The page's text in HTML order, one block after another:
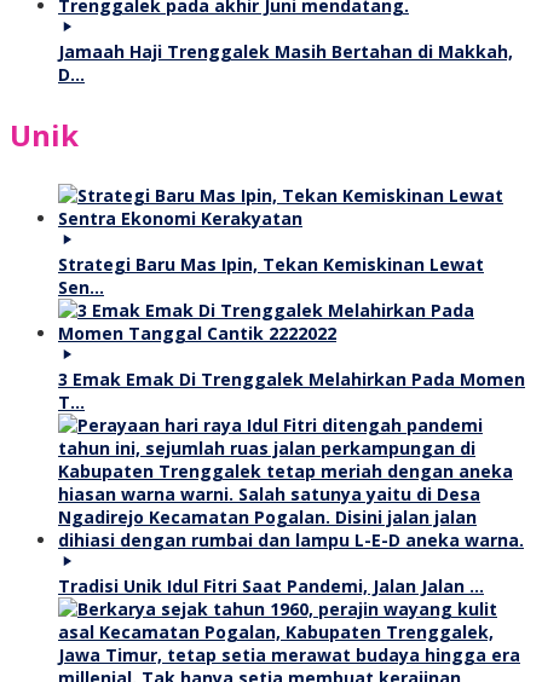
Jamaah Haji Trenggalek Masih Bertahan di Makkah,
D…
Unik
Strategi Baru Mas Ipin, Tekan Kemiskinan Lewat
Sen…
3 Emak Emak Di Trenggalek Melahirkan Pada Momen
T…
Tradisi Unik Idul Fitri Saat Pandemi, Jalan Jalan …